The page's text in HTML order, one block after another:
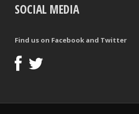
SOCIAL MEDIA
Find us on Facebook and Twitter